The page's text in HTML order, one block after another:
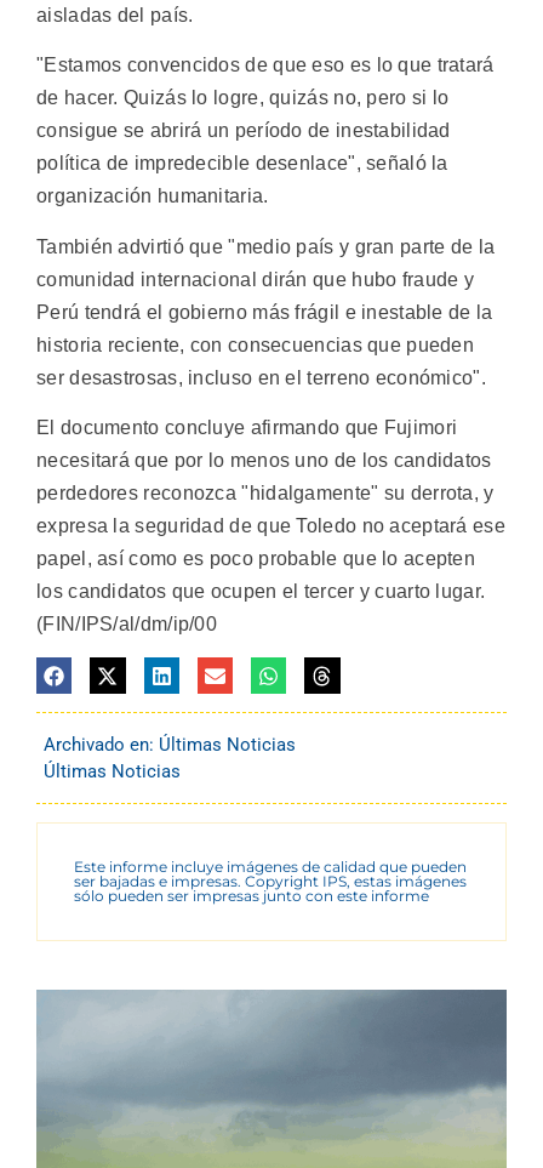
aisladas del país.
"Estamos convencidos de que eso es lo que tratará
de hacer. Quizás lo logre, quizás no, pero si lo
consigue se abrirá un período de inestabilidad
política de impredecible desenlace", señaló la
organización humanitaria.
También advirtió que "medio país y gran parte de la
comunidad internacional dirán que hubo fraude y
Perú tendrá el gobierno más frágil e inestable de la
historia reciente, con consecuencias que pueden
ser desastrosas, incluso en el terreno económico".
El documento concluye afirmando que Fujimori
necesitará que por lo menos uno de los candidatos
perdedores reconozca "hidalgamente" su derrota, y
expresa la seguridad de que Toledo no aceptará ese
papel, así como es poco probable que lo acepten
los candidatos que ocupen el tercer y cuarto lugar.
(FIN/IPS/al/dm/ip/00
Archivado en: Últimas Noticias
Últimas Noticias
Este informe incluye imágenes de calidad que pueden
ser bajadas e impresas. Copyright IPS, estas imágenes
sólo pueden ser impresas junto con este informe